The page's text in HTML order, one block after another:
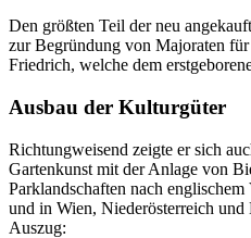
Den größten Teil der neu
zur Begründung von Majoraten
Friedrich, welche dem
Ausbau der Kulturgüter
Richtungweisend zeigte er sich
Gartenkunst mit der Anlage von
Parklandschaften nach
und in Wien, Niederösterreich
Auszug: